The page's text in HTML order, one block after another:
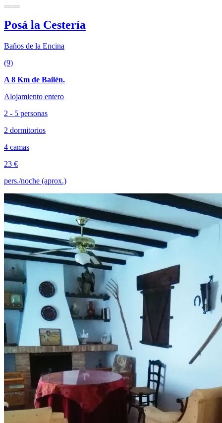
Posá la Cestería
Baños de la Encina
(9)
A 8 Km de Bailén.
Alojamiento entero
2 - 5 personas
2 dormitorios
4 camas
23 €
pers./noche (aprox.)